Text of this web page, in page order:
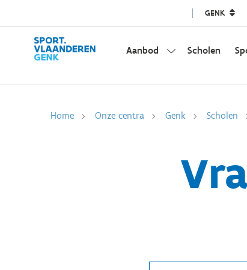
GENK
Aanbod Scholen
Home Onze centra Genk Scholen